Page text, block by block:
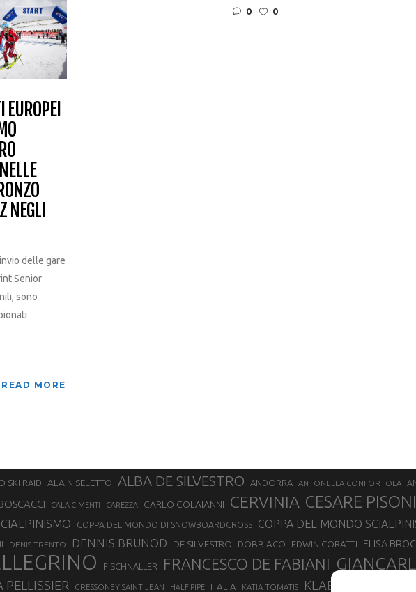
0
0
NEGLI
delle gare
Senior
sono
READ MORE
SKI RAID ALAIN SELETTO ALBA DE SILVESTRO ANDORRA ANTONELLA CONFORTOLA
CALA CIMENTI CAREZZA CARLO COLAIANNI CERVINIA CESARE PISONI
COPPA DEL MONDO DI SNOWBOARDCROSS COPPA DEL MONDO
DENIS TRENTO DENNIS BRUNOD DE SILVESTRO DOBBIACO EDWIN CORATTI ELISA
FISCHNALLER FRANCESCO DE FABIANI
PELLISSIER GRESSONEY SAINT JEAN HALF PIPE ITALIA KATIA TOMATIS KLAEBO